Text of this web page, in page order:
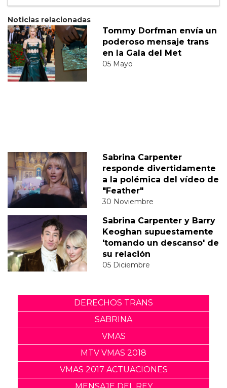
Noticias relacionadas
Tommy Dorfman envía un
poderoso mensaje trans
en la Gala del Met
05 Mayo
Sabrina Carpenter
responde divertidamente
a la polémica del vídeo de
"Feather"
30 Noviembre
Sabrina Carpenter y Barry
Keoghan supuestamente
'tomando un descanso' de
su relación
05 Diciembre
DERECHOS TRANS
SABRINA
VMAS
MTV VMAS 2018
VMAS 2017 ACTUACIONES